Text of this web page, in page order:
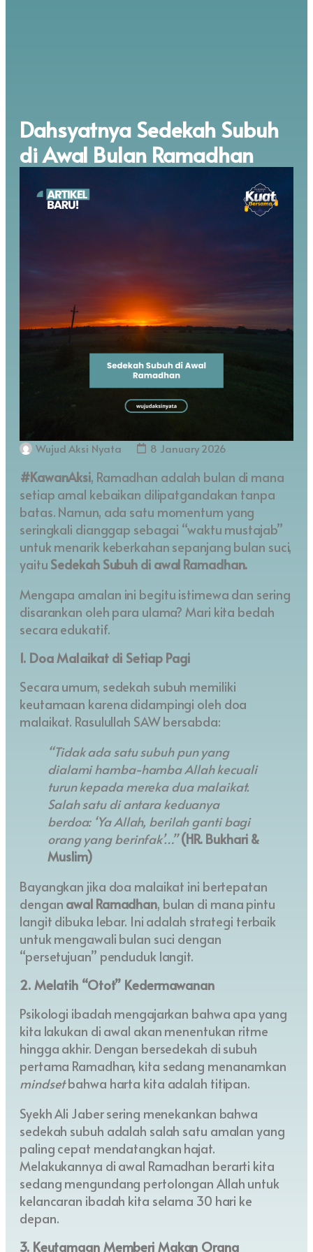
Dahsyatnya Sedekah Subuh
di Awal Bulan Ramadhan
Wujud Aksi Nyata 8 January 2026
#KawanAksi, Ramadhan adalah bulan di mana
setiap amal kebaikan dilipatgandakan tanpa
batas. Namun, ada satu momentum yang
seringkali dianggap sebagai “waktu mustajab”
untuk menarik keberkahan sepanjang bulan suci,
yaitu Sedekah Subuh di awal Ramadhan.
Mengapa amalan ini begitu istimewa dan sering
disarankan oleh para ulama? Mari kita bedah
secara edukatif.
1. Doa Malaikat di Setiap Pagi
Secara umum, sedekah subuh memiliki
keutamaan karena didampingi oleh doa
malaikat. Rasulullah SAW bersabda:
“Tidak ada satu subuh pun yang
dialami hamba-hamba Allah kecuali
turun kepada mereka dua malaikat.
Salah satu di antara keduanya
berdoa: ‘Ya Allah, berilah ganti bagi
orang yang berinfak’…” (HR. Bukhari &
Muslim)
Bayangkan jika doa malaikat ini bertepatan
dengan awal Ramadhan, bulan di mana pintu
langit dibuka lebar. Ini adalah strategi terbaik
untuk mengawali bulan suci dengan
“persetujuan” penduduk langit.
2. Melatih “Otot” Kedermawanan
Psikologi ibadah mengajarkan bahwa apa yang
kita lakukan di awal akan menentukan ritme
hingga akhir. Dengan bersedekah di subuh
pertama Ramadhan, kita sedang menanamkan
mindsetbahwa harta kita adalah titipan.
Syekh Ali Jaber sering menekankan bahwa
sedekah subuh adalah salah satu amalan yang
paling cepat mendatangkan hajat.
Melakukannya di awal Ramadhan berarti kita
sedang mengundang pertolongan Allah untuk
kelancaran ibadah kita selama 30 hari ke
depan.
3. Keutamaan Memberi Makan Orang